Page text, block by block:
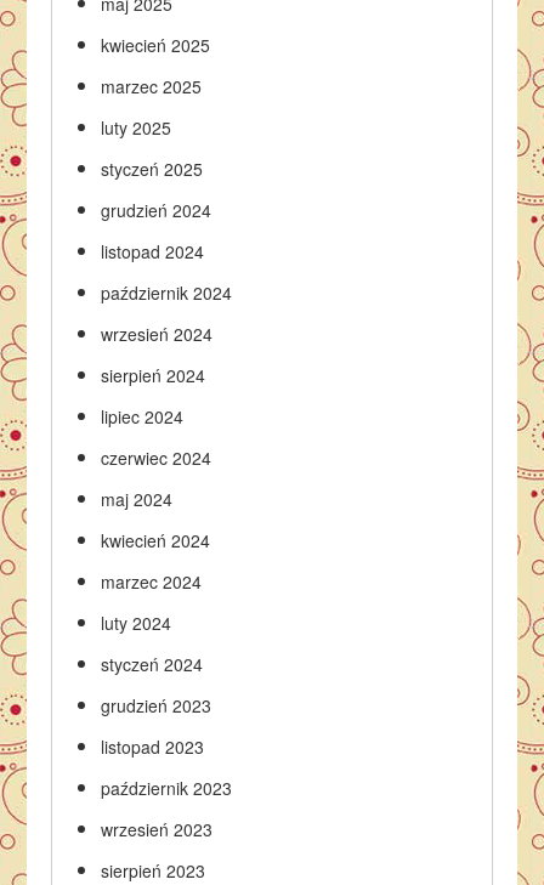
kwiecień 2025
marzec 2025
luty 2025
styczeń 2025
grudzień 2024
listopad 2024
październik 2024
wrzesień 2024
sierpień 2024
lipiec 2024
czerwiec 2024
maj 2024
kwiecień 2024
marzec 2024
luty 2024
styczeń 2024
grudzień 2023
listopad 2023
październik 2023
wrzesień 2023
sierpień 2023